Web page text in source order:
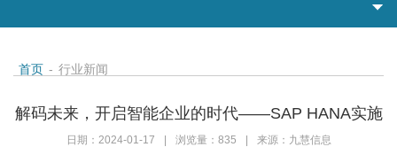
首页 - 行业新闻
解码未来，开启智能企业的时代——SAP HANA实施
日期：2024-01-17 浏览量：835 来源：九慧信息